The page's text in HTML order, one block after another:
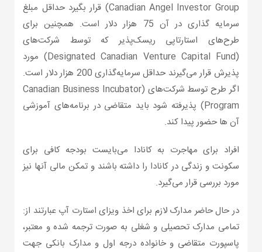
Canadian Angel Investor Group) قرار بگیرد حداقل مبلغ
سرمایه گذاری در آن 75 هزار دلار است. همچنین برای
طرح‌های استارتاپی ریسک‌پذیر که توسط شرکت‌های
(Designated Canadian Venture Capital Fund) مورد
پذیرش قرار می‌گیرند حداقل سرمایه‌گذاری 200 هزار دلار است.
اگر طرح توسط شرکت‌های (Canadian Business Incubator
Program) پذیرفته شود باید متقاضی در برنامه‌های آموزشی
آن ها حضور پیدا کند.
افراد برای مهاجرت به کانادا می‌بایست بودجه کافی برای
سکونت و زندگی در کانادا را داشته باشند و تمکن مالی آنها نیز
مورد بررسی قرار می‌گیرد.
در حال حاضر مدارک لازم برای اخذ ویزای استارت آپ عبارتند از:
تمامی مدارک تحصیلی و شغلی به صورت ترجمه شده و معتبر،
پاسپورت متقاضی و خانواده درجه اول و مدارک بانکی جهت